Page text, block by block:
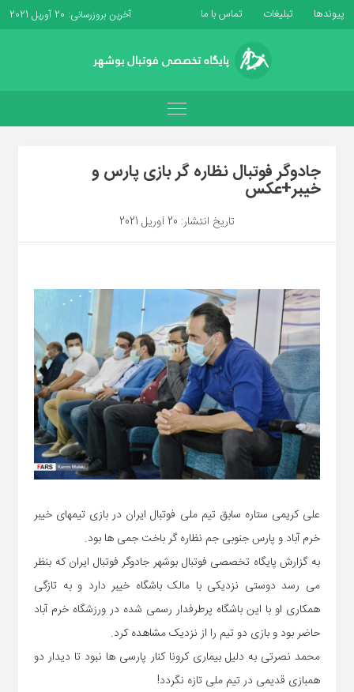
پیوندها تبلیغات تماس با ما آخرین بروزرسانی: 20 آوریل 2021
جادوگر فوتبال نظاره گر بازی پارس و
خیبر+عکس
تاریخ انتشار: 20 آوریل 2021
علی کریمی ستاره سابق تیم ملی فوتبال ایران در بازی تیمهای خیبر
خرم آباد و پارس جنوبی جم نظاره گر باخت جمی ها بود.
به گزارش پایگاه تخصصی فوتبال بوشهر جادوگر فوتبال ایران که بنظر
می رسد دوستی نزدیکی با مالک باشگاه خیبر دارد و به تازگی
همکاری او با این باشگاه پرطرفدار رسمی شده در ورزشگاه خرم آباد
حاضر بود و بازی دو تیم را از نزدیک مشاهده کرد.
محمد نصرتی به دلیل بیماری کرونا کنار پارسی ها نبود تا دیدار دو
همبازی قدیمی در تیم ملی تازه نگردد!